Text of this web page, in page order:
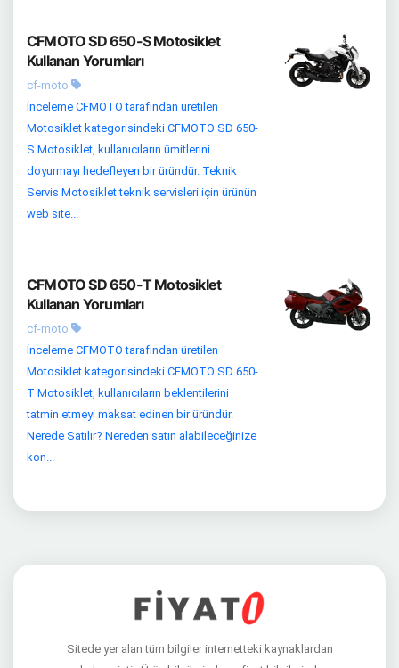
CFMOTO SD 650-S Motosiklet
Kullanan Yorumları
cf-moto
İnceleme CFMOTO tarafından üretilen
Motosiklet kategorisindeki CFMOTO SD 650-
S Motosiklet, kullanıcıların ümitlerini
doyurmayı hedefleyen bir üründür. Teknik
Servis Motosiklet teknik servisleri için ürünün
web site...
CFMOTO SD 650-T Motosiklet
Kullanan Yorumları
cf-moto
İnceleme CFMOTO tarafından üretilen
Motosiklet kategorisindeki CFMOTO SD 650-
T Motosiklet, kullanıcıların beklentilerini
tatmin etmeyi maksat edinen bir üründür.
Nerede Satılır? Nereden satın alabileceğinize
kon...
Sitede yer alan tüm bilgiler internetteki kaynaklardan